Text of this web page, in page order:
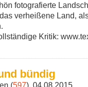
fotografierte
verheißene Land,
Kritik:
bündig